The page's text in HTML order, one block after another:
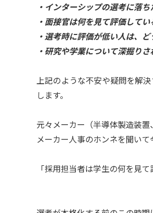
・インターシップの選考に落
・面接官は何を見て評価して
・選考時に評価が低い人は、
・研究や学業について深掘り
上記のような不安や疑問を解
します。
元々メーカー（半導体製造装
メーカー人事のホンネを聞い
「採用担当者は学生の何を見